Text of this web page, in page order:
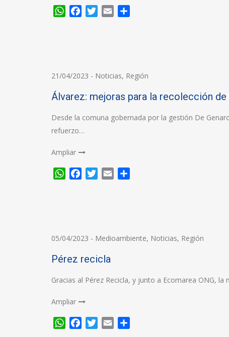
WhatsApp
FacebookTwitter
Email
21/04/2023 - Noticias, Región
Álvarez: mejoras para la recolección de
Desde la comuna gobernada por la gestión De
refuerzo…
Ampliar
WhatsApp
FacebookTwitter
Email
05/04/2023 - Medioambiente, Noticias, Región
Pérez recicla
Gracias al Pérez Recicla, y junto a Ecomarea ONG, la
Ampliar
WhatsApp
FacebookTwitter
Email